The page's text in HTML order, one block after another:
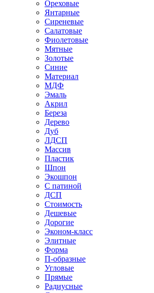
Ореховые
Янтарные
Сиреневые
Салатовые
Фиолетовые
Мятные
Золотые
Синие
Материал
МДФ
Эмаль
Акрил
Береза
Дерево
Дуб
ЛДСП
Массив
Пластик
Шпон
Экошпон
С патиной
ДСП
Стоимость
Дешевые
Дорогие
Эконом-класс
Элитные
Форма
П-образные
Угловые
Прямые
Радиусные